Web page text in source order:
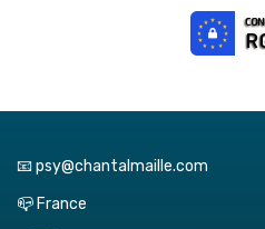
📧 psy@chantalmaille.com
📪 France